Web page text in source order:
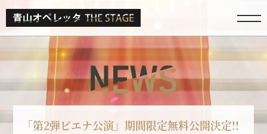
「第2弾ピエナ公演」期間限定無料公開決定!!